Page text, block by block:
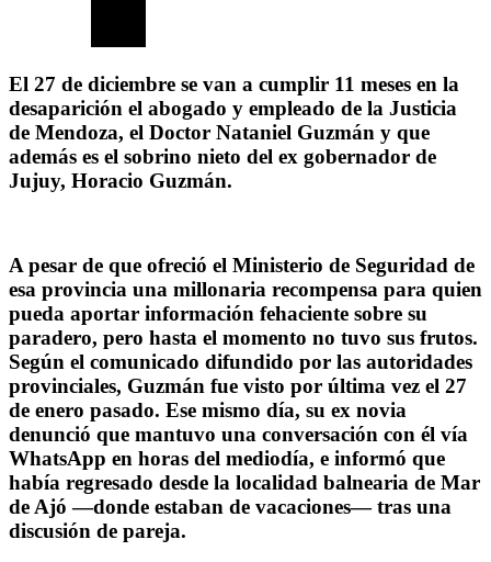
El 27 de diciembre se van a cumplir 11 meses en la
desaparición el abogado y empleado de la Justicia
de Mendoza, el Doctor Nataniel Guzmán y que
además es el sobrino nieto del ex gobernador de
Jujuy, Horacio Guzmán.
A pesar de que ofreció el Ministerio de Seguridad de
esa provincia una millonaria recompensa para quien
pueda aportar información fehaciente sobre su
paradero, pero hasta el momento no tuvo sus frutos.
Según el comunicado difundido por las autoridades
provinciales, Guzmán fue visto por última vez el 27
de enero pasado. Ese mismo día, su ex novia
denunció que mantuvo una conversación con él vía
WhatsApp en horas del mediodía, e informó que
había regresado desde la localidad balnearia de Mar
de Ajó —donde estaban de vacaciones— tras una
discusión de pareja.